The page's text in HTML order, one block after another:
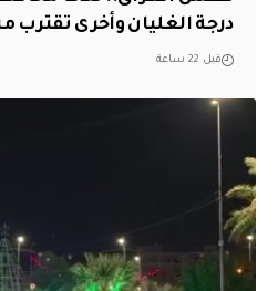
درجة الغليان وأخرى تقترب
قبل 22 ساعة